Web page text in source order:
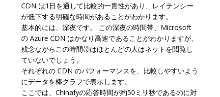
CDN は1日を通して比較的一貫性があり、レイテンシー
が低下する明確な時間があることがわかります。
基本的には、深夜です。 この深夜の時間帯、Microsoft
の Azure CDN はかなり高速であることがわかりますが、
残念ながらこの時間帯はほとんどの人はネットを閲覧し
ていないでしょう。
それぞれの CDN のパフォーマンスを、比較しやすいよう
にデータを棒グラフで表示します。
ここでは、Chinafyの応答時間が約50ミリ秒であるのに対